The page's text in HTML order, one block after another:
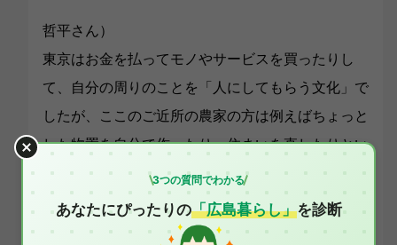
哲平さん）
東京はお金を払ってモノやサービスを買ったりし
て、自分の周りのことを「人にしてもらう文化」で
したが、ここのご近所の農家の方は例えばちょっと
した物置を自分で作ったり、住まいを直したりとい
う生活力がすごいんです。ご本人は「大工さんのマ
ネゴトよ」って笑っておられるんですが、僕からし
たら、食べるもの、暮らすこと、自分の周りのこと
3つの質問でわかる
あなたにぴったりの「広島暮らし」を診断